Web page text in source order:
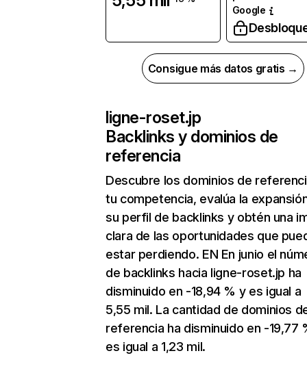
Google
Consigue más datos gratis →
ligne-roset.jp
Backlinks y dominios de
referencia
Descubre los dominios de
tu competencia, evalúa la
su perfil de backlinks y obtén una
clara de las oportunidades que
estar perdiendo. EN En junio el
de backlinks hacia ligne-roset.jp ha
disminuido en -18,94 % y es igual a
5,55 mil. La cantidad de dominios
referencia ha disminuido en -19,77
es igual a 1,23 mil.